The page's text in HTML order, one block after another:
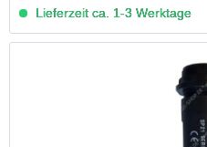
Lieferzeit ca. 1-3 Werktage